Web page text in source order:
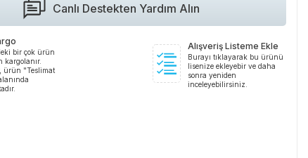
Canlı Destekten Yardım Alın
bir çok ürün
kargolanır.
ürün "Teslimat
Alışveriş Listeme Ekle
Burayı tıklayarak bu ürünü
lisenize ekleyebir ve daha
sonra yeniden
inceleyebilirsiniz.